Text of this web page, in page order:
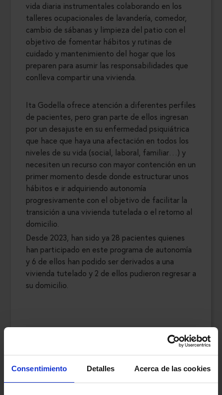
Consentimiento Detalles Acerca de las cookies
vida diaria instrumentales colaborando en los
talleres ocupacionales de lavandería, comedor,
cambio de sábanas y limpieza del patio con el
objetivo de fomentar hábitos y rutinas de
cuidado y mantenimiento del hogar que los
preparen para asumir las responsabilidades que
conlleva compartir una vivienda.
Ita Godella ofrece atención a diferentes perfiles
de pacientes, pero gran parte de ellos ingresan
por un desajuste en su enfermedad psiquiátrica
que hace que haya una afectación en todos los
niveles de su vida (social, laboral, familiar…) y
necesiten un recurso con mayor contención en un
primer momento desde donde estructurar unos
hábitos e ir adquiriendo autonomía
progresivamente con el objetivo de facilitar la
transición a una vivienda tutelada o el retorno al
domicilio.
Desde 2023, han sido ya 28 pacientes quienes
han participado en este programa de autonomía
y 6 de ellos han podido ser derivados a una
vivienda tutelado y 2 de ellos pudieron regresar a
su domicilio.